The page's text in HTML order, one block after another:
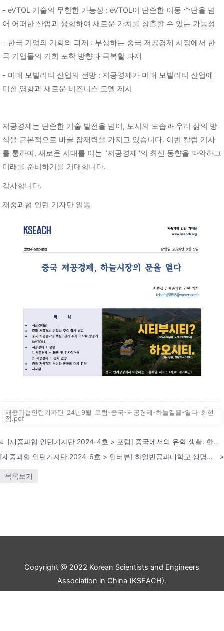
- eVTOL 기술의 무한한 가능성 : eVTOL이 단순한 이동 수단을 넘
어 어떠한 산업과 융합하여 새로운 가치를 창출할 수 있는 가능성
- 한국 기업의 기회와 과제 : 부상하는 중국 저공경제 시장에서 한
국 기업들의 기회 포착 방향과 극복할 과제
- 미래 모빌리티 산업의 전망 : 저공경제가 미래 모빌리티 산업에
미칠 영향과 새로운 비즈니스 모델 제시
저공경제는 단순한 기술 발전을 넘어, 도시의 모습과 우리 삶의 방
식을 근본적으로 바꿀 잠재력을 가지고 있습니다. 이번 칼럼 기사
를 통하여, 새로운 시대를 여는 "저공경제"의 최신 동향을 파악하고
미래를 준비하기를 기대합니다.
감사합니다.
재중과협 인턴 기자단 일동
재중과협인턴기자단_24년9월_포럼-중국-저공경제-하늘길을-열다_최현
정.pdf
«
[재중과협 인턴기자단 2024-4호 > 포럼] 중국에서의 유학 생활: 한인 유학생들의 현실과 도전
[재중과협 인턴기자단 2024-6호 > 인터뷰] 하얼빈공과대학교 생명과학과 김우재 교수 '초파리에서 꿀벌로, 과학과 사회를 잇는 과학자'
»
목록보기
Copyright @ 2022 Korean Scientists and Engineers
Association in China (KSEACH).